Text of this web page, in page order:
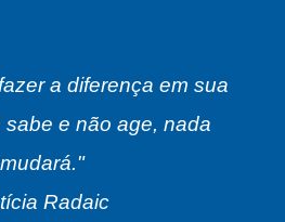
a diferença em sua
sabe e não age, nada
mudará."
Radaic